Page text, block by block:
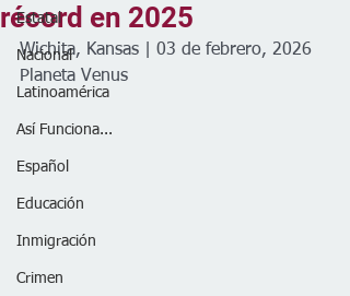
Estatal
Nacional
Latinoamérica
Así Funciona...
Español
Educación
Inmigración
Crimen
récord en 2025
Wichita, Kansas | 03 de febrero, 2026
Planeta Venus